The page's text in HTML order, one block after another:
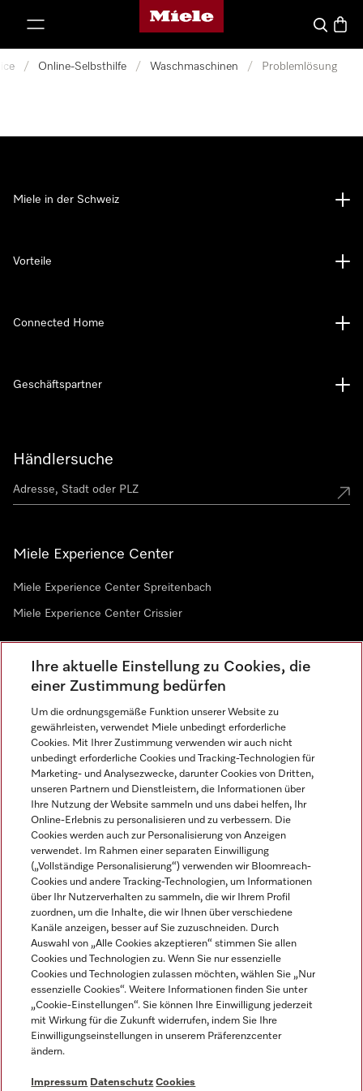
Miele-Homepage
Suche
/ Online-Selbsthilfe / Waschmaschinen / Problemlösung
Händlersuche
Miele Experience Center
Miele Experience Center Spreitenbach
Miele Experience Center Crissier
Newsletter
Sprache
DEUTSCH
Miele in der Schweiz
Vorteile
Connected Home
Geschäftspartner
Impressum
Datenschutz
Miele auf YoutubeMiele auf Instagram
Miele auf Facebook
Miele auf LinkedInMiele auf LinkedIn
Ihre aktuelle Einstellung zu Cookies, die
einer Zustimmung bedürfen
Um die ordnungsgemäße Funktion unserer Website zu
gewährleisten, verwendet Miele unbedingt erforderliche
Cookies. Mit Ihrer Zustimmung verwenden wir auch nicht
unbedingt erforderliche Cookies und Tracking-Technologien für
Marketing- und Analysezwecke, darunter Cookies von Dritten,
unseren Partnern und Dienstleistern, die Informationen über
Ihre Nutzung der Website sammeln und uns dabei helfen, Ihr
Online-Erlebnis zu personalisieren und zu verbessern. Die
Cookies werden auch zur Personalisierung von Anzeigen
verwendet. Im Rahmen einer separaten Einwilligung
(„Vollständige Personalisierung“) verwenden wir Bloomreach-
Cookies und andere Tracking-Technologien, um Informationen
über Ihr Nutzerverhalten zu sammeln, die wir Ihrem Profil
zuordnen, um die Inhalte, die wir Ihnen über verschiedene
Kanäle anzeigen, besser auf Sie zuzuschneiden. Durch
Auswahl von „Alle Cookies akzeptieren“ stimmen Sie allen
Cookies und Technologien zu. Wenn Sie nur essenzielle
Cookies und Technologien zulassen möchten, wählen Sie „Nur
essenzielle Cookies“. Weitere Informationen finden Sie unter
„Cookie-Einstellungen“. Sie können Ihre Einwilligung jederzeit
mit Wirkung für die Zukunft widerrufen, indem Sie Ihre
Einwilligungseinstellungen in unserem Präferenzcenter
ändern.
Impressum Datenschutz Cookies